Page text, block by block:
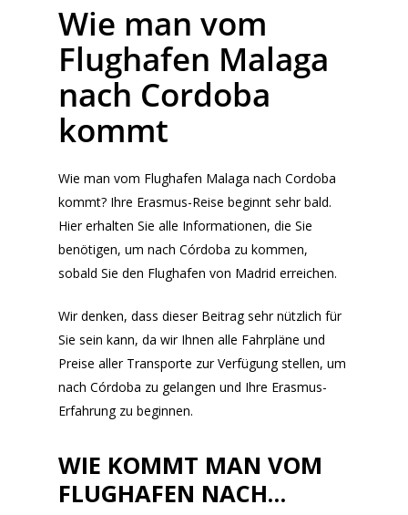
Wie man vom
Flughafen Malaga
nach Cordoba
kommt
Wie man vom Flughafen Malaga nach Cordoba
kommt? Ihre Erasmus-Reise beginnt sehr bald.
Hier erhalten Sie alle Informationen, die Sie
benötigen, um nach Córdoba zu kommen,
sobald Sie den Flughafen von Madrid erreichen.
Wir denken, dass dieser Beitrag sehr nützlich für
Sie sein kann, da wir Ihnen alle Fahrpläne und
Preise aller Transporte zur Verfügung stellen, um
nach Córdoba zu gelangen und Ihre Erasmus-
Erfahrung zu beginnen.
WIE KOMMT MAN VOM
FLUGHAFEN NACH…